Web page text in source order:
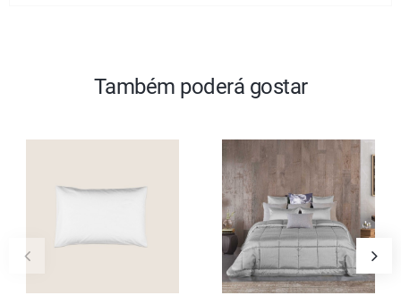
Também poderá gostar